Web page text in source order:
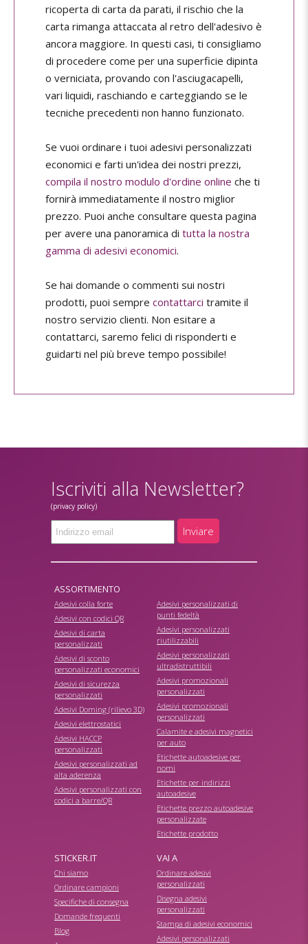
ricoperta di carta da parati, il rischio che la
carta rimanga attaccata al retro dell'adesivo è
ancora maggiore. In questi casi, ti consigliamo
di procedere come per una superficie dipinta
o verniciata, provando con l'asciugacapelli,
vari liquidi, raschiando e carteggiando se le
tecniche precedenti non hanno funzionato.
Se vuoi ordinare i tuoi adesivi personalizzati
economici e farti un'idea dei nostri prezzi,
compila il nostro modulo d'ordine online che ti
fornirà immediatamente il nostro miglior
prezzo. Puoi anche consultare questa pagina
per avere una panoramica di tutta la nostra
gamma di adesivi economici.
Se hai domande o commenti sui nostri
prodotti, puoi sempre contattarci tramite il
nostro servizio clienti. Non esitare a
contattarci, saremo felici di risponderti e
guidarti nel più breve tempo possibile!
Iscriviti alla Newsletter?
(privacy policy)
Inviare
ASSORTIMENTO
Adesivi colla forte
Adesivi con codici QR
Adesivi di carta
personalizzati
Adesivi di sconto
personalizzati economici
Adesivi di sicurezza
personalizzati
Adesivi Doming (rilievo 3D)
Adesivi elettrostatici
Adesivi HACCP
personalizzati
Adesivi personalizzati ad
alta aderenza
Adesivi personalizzati con
codici a barre/QR
Adesivi personalizzati di
punti fedeltà
Adesivi personalizzati
riutilizzabili
Adesivi personalizzati
ultradistruttibili
Adesivi promozionali
personalizzati
Adesivi promozionali
personalizzati
Calamite e adesivi magnetici
per auto
Etichette autoadesive per
nomi
Etichette per indirizzi
autoadesive
Etichette prezzo autoadesive
personalizzate
Etichette prodotto
STICKER.IT
Chi siamo
Ordinare campioni
Specifiche di consegna
Domande frequenti
Blog
VAI A
Ordinare adesivi
personalizzati
Disegna adesivi
personalizzati
Stampa di adesivi economici
Adesivi personalizzati